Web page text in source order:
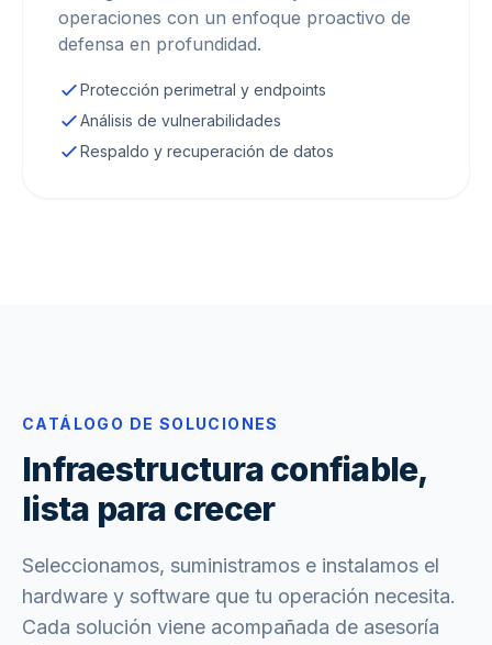
operaciones con un enfoque proactivo de
defensa en profundidad.
Protección perimetral y endpoints
Análisis de vulnerabilidades
Respaldo y recuperación de datos
CATÁLOGO DE SOLUCIONES
Infraestructura confiable,
lista para crecer
Seleccionamos, suministramos e instalamos el
hardware y software que tu operación necesita.
Cada solución viene acompañada de asesoría